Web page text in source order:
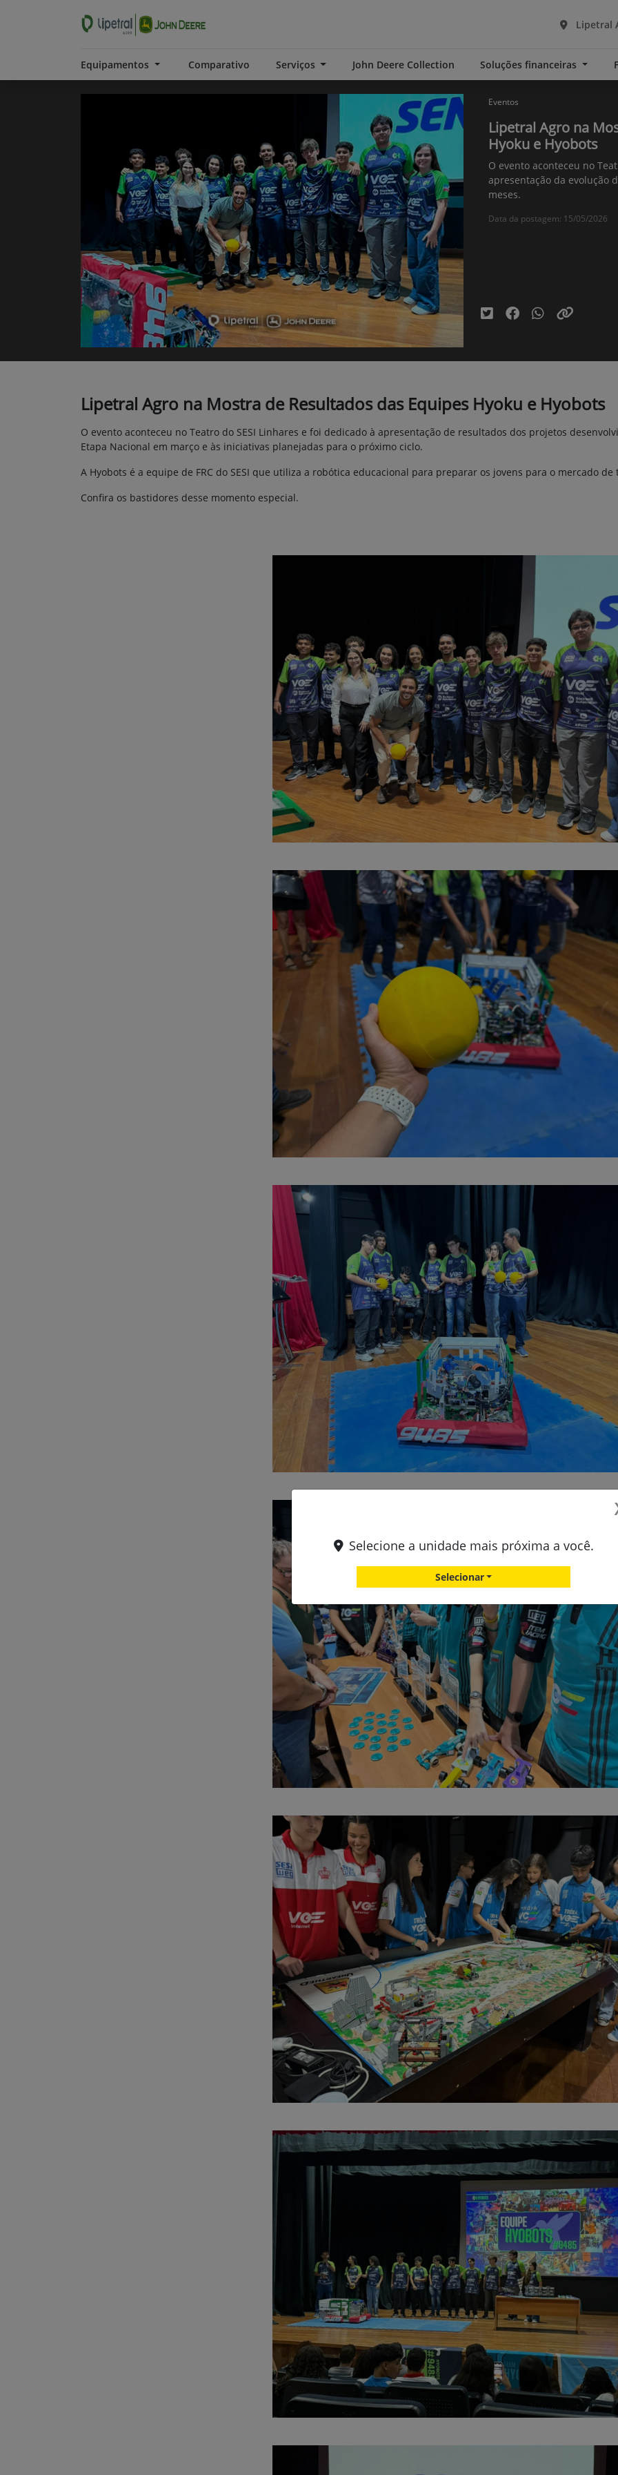
Lipetral
Equipamentos Comparativo Serviços John Deere Collection Soluções financeiras
Eventos
Lipetral Agro na
Hyoku e Hyobots
O evento aconteceu no
apresentação da evolução
meses.
Data da postagem: 15/05/2026
Lipetral Agro na Mostra de Resultados das Equipes Hyoku e Hyobots
O evento aconteceu no Teatro do SESI Linhares e foi dedicado à apresentação de resultados dos projetos
Etapa Nacional em março e às iniciativas planejadas para o próximo ciclo.
A Hyobots é a equipe de FRC do SESI que utiliza a robótica educacional para preparar os jovens para o mercado
Confira os bastidores desse momento especial.
Selecione a unidade mais próxima a você.
Selecionar